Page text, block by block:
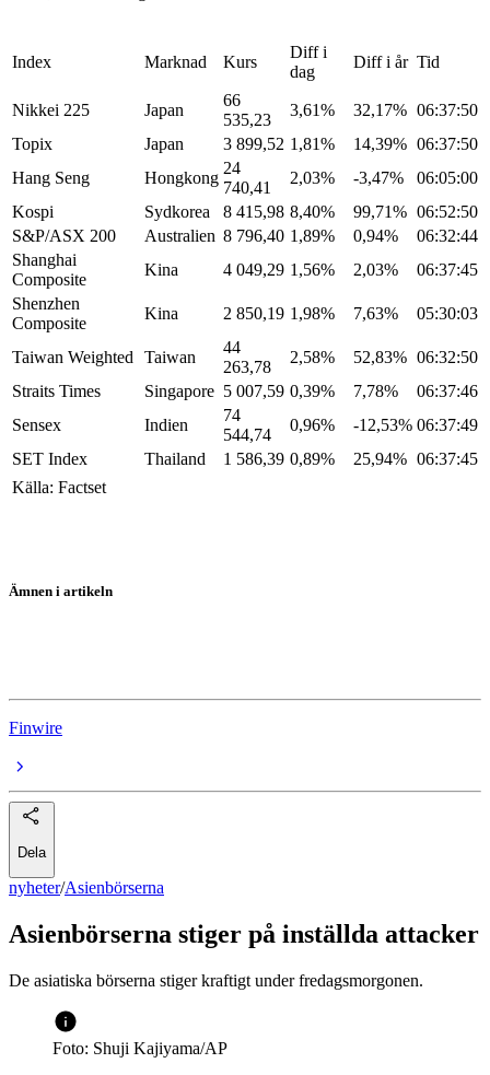
Index Marknad Kurs
Diff i
dag
Diff i år Tid
Nikkei 225 Japan
66
535,23
3,61% 32,17% 06:37:50
Topix
Japan 3 899,52 1,81% 14,39% 06:37:50
Hang Seng
Hongkong
24
740,41
2,03% -3,47%
06:05:00
Kospi
Sydkorea 8 415,98 8,40% 99,71% 06:52:50
S&P/ASX 200
Australien 8 796,40 1,89% 0,94%
06:32:44
Shanghai
Composite
Kina 4 049,29 1,56% 2,03%
06:37:45
Shenzhen
Composite
Kina 2 850,19 1,98% 7,63% 05:30:03
Taiwan Weighted Taiwan
44
263,78
2,58% 52,83% 06:32:50
Straits Times
Singapore 5 007,59 0,39% 7,78%
06:37:46
Sensex
Indien
74
544,74
0,96% -12,53% 06:37:49
SET Index
Thailand 1 586,39 0,89% 25,94% 06:37:45
Källa: Factset
Ämnen i artikeln
Finwire
Dela
nyheter/Asienbörserna
Asienbörserna stiger på inställda attacker
De asiatiska börserna stiger kraftigt under fredagsmorgonen.
Foto: Shuji Kajiyama/AP